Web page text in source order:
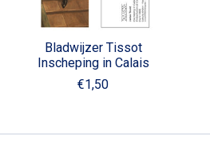
Bladwijzer Tissot
Inscheping in Calais
€1,50